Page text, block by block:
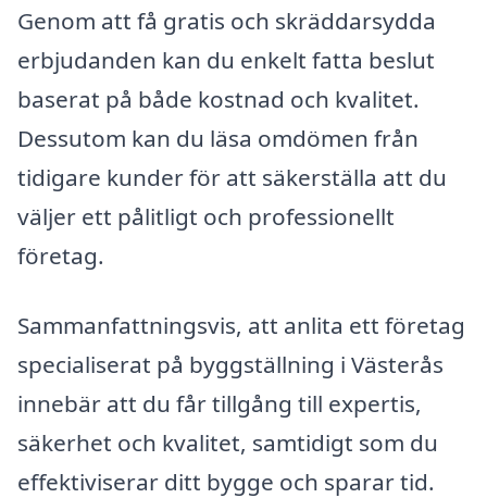
Genom att få gratis och skräddarsydda
erbjudanden kan du enkelt fatta beslut
baserat på både kostnad och kvalitet.
Dessutom kan du läsa omdömen från
tidigare kunder för att säkerställa att du
väljer ett pålitligt och professionellt
företag.
Sammanfattningsvis, att anlita ett företag
specialiserat på byggställning i Västerås
innebär att du får tillgång till expertis,
säkerhet och kvalitet, samtidigt som du
effektiviserar ditt bygge och sparar tid.